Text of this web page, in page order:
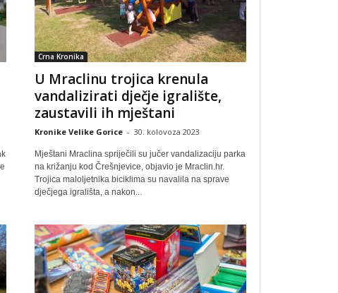
Crna Kronika
U Mraclinu trojica krenula
vandalizirati dječje igralište,
zaustavili ih mještani
Kronike Velike Gorice - 30. kolovoza 2023
Mještani Mraclina spriječili su jučer vandalizaciju parka
na križanju kod Črešnjevice, objavio je Mraclin.hr.
Trojica maloljetnika biciklima su navalila na sprave
dječjega igrališta, a nakon...